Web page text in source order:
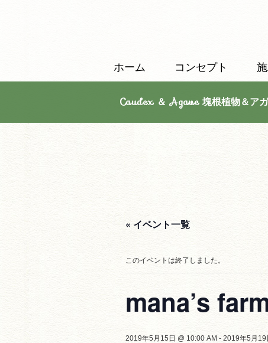
ホーム コンセプト
Caudex ＆ Agave 塊根植物＆ア
« イベント一覧
このイベントは終了しました。
mana’s
2019年5月15日 @ 10:00 AM - 2019年5月19